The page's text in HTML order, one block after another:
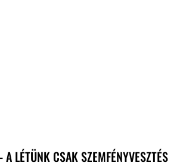
A LÉTÜNK CSAK SZEMFÉNYVESZTÉS